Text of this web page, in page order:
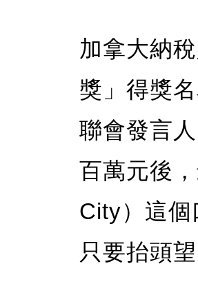
加拿大納
獎」得獎
聯會發言
百萬元後
City）這
只要抬頭